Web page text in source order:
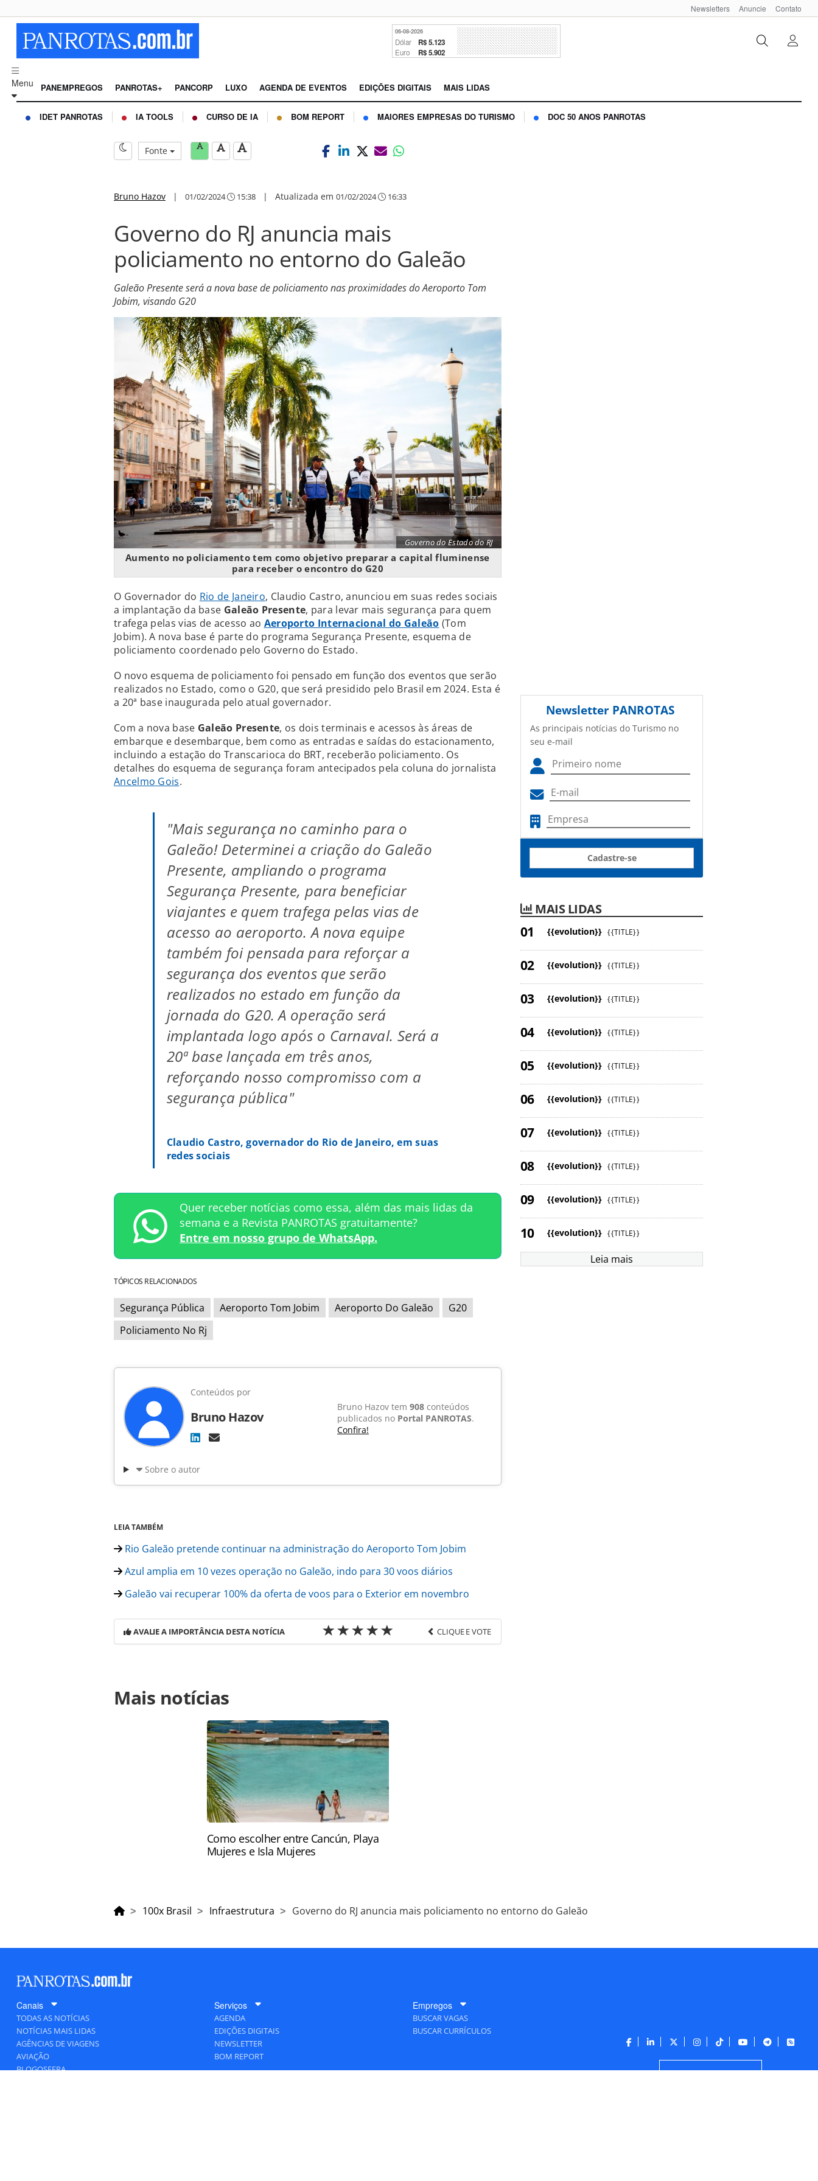
Newsletters Anuncie Contato
06-08-2026
Dólar R$ 5.123
Euro R$ 5.902
Menu PANEMPREGOS PANROTAS+ PANCORP LUXO AGENDA DE EVENTOS EDIÇÕES DIGITAIS MAIS LIDAS
IDET PANROTAS IA TOOLS CURSO DE IA BOM REPORT MAIORES EMPRESAS DO TURISMO DOC 50 ANOS PANROTAS
Fonte
Bruno Hazov | 01/02/2024 15:38 | Atualizada em 01/02/2024 16:33
Governo do RJ anuncia mais
policiamento no entorno do Galeão
Galeão Presente será a nova base de policiamento nas proximidades do Aeroporto Tom
Jobim, visando G20
Governo do Estado do RJ
Aumento no policiamento tem como objetivo preparar a capital fluminense
para receber o encontro do G20
O Governador do Rio de Janeiro, Claudio Castro, anunciou em suas redes sociais
a implantação da base Galeão Presente, para levar mais segurança para quem
trafega pelas vias de acesso ao Aeroporto Internacional do Galeão (Tom
Jobim). A nova base é parte do programa Segurança Presente, esquema de
policiamento coordenado pelo Governo do Estado.
O novo esquema de policiamento foi pensado em função dos eventos que serão
realizados no Estado, como o G20, que será presidido pelo Brasil em 2024. Esta é
a 20ª base inaugurada pelo atual governador.
Com a nova base Galeão Presente, os dois terminais e acessos às áreas de
embarque e desembarque, bem como as entradas e saídas do estacionamento,
incluindo a estação do Transcarioca do BRT, receberão policiamento. Os
detalhes do esquema de segurança foram antecipados pela coluna do jornalista
Ancelmo Gois.
"Mais segurança no caminho para o
Galeão! Determinei a criação do Galeão
Presente, ampliando o programa
Segurança Presente, para beneficiar
viajantes e quem trafega pelas vias de
acesso ao aeroporto. A nova equipe
também foi pensada para reforçar a
segurança dos eventos que serão
realizados no estado em função da
jornada do G20. A operação será
implantada logo após o Carnaval. Será a
20ª base lançada em três anos,
reforçando nosso compromisso com a
segurança pública"
Claudio Castro, governador do Rio de Janeiro, em suas
redes sociais
Quer receber notícias como essa, além das mais lidas da
semana e a Revista PANROTAS gratuitamente?
Entre em nosso grupo de WhatsApp.
TÓPICOS RELACIONADOS
Segurança Pública Aeroporto Tom Jobim Aeroporto Do Galeão
G20
Policiamento No Rj
Conteúdos por
Bruno Hazov
Bruno Hazov tem 908 conteúdos
publicados no Portal PANROTAS.
Confira!
Sobre o autor
LEIA TAMBÉM
Rio Galeão pretende continuar na administração do Aeroporto Tom Jobim
Azul amplia em 10 vezes operação no Galeão, indo para 30 voos diários
Galeão vai recuperar 100% da oferta de voos para o Exterior em novembro
AVALIE A IMPORTÂNCIA DESTA NOTÍCIA CLIQUE E VOTE
https://www.panrotas.com.br/100xbrasil/infraestrutura/2024/02/governo-do-rj-anuncia-
mais-policiamento-no-entorno-do-aeroporto-do-galeao_202841.html ou as ferramentas
oferecidas na página. Todo o conteúdo produzido pela PANROTAS Editora é protegido
pela legislação brasileira sobre direito autoral. Não reproduza o conteúdo sem
autorização da PANROTAS Editora (copyright@panrotas.com.br).
Mais notícias
Como escolher entre Cancún, Playa
Mujeres e Isla Mujeres
Newsletter PANROTAS
As principais notícias do Turismo no
seu e-mail
Cadastre-se
MAIS LIDAS
{{evolution}} {{TITLE}}
{{evolution}} {{TITLE}}
{{evolution}} {{TITLE}}
{{evolution}} {{TITLE}}
{{evolution}} {{TITLE}}
{{evolution}} {{TITLE}}
{{evolution}} {{TITLE}}
{{evolution}} {{TITLE}}
{{evolution}} {{TITLE}}
{{evolution}} {{TITLE}}
Leia mais
100x Brasil Infraestrutura Governo do RJ anuncia mais policiamento no entorno do Galeão
Canais
TODAS AS NOTÍCIAS
NOTÍCIAS MAIS LIDAS
AGÊNCIAS DE VIAGENS
AVIAÇÃO
BLOGOSFERA
Serviços
AGENDA
EDIÇÕES DIGITAIS
NEWSLETTER
BOM REPORT
Empregos
BUSCAR VAGAS
BUSCAR CURRÍCULOS
CONTATO